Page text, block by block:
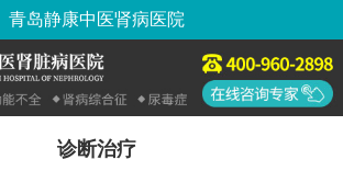
青岛静康中医肾病医院
诊断治疗